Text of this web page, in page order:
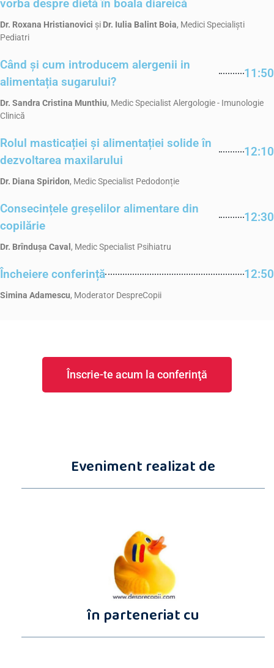
vorba despre dietă în boala diareică
Dr. Roxana Hristianovici și Dr. Iulia Balint Boia, Medici Specialiști
Pediatri
Când și cum introducem alergenii in
alimentația sugarului?
11:50
Dr. Sandra Cristina Munthiu, Medic Specialist Alergologie - Imunologie
Clinică
Rolul masticației și alimentației solide în
dezvoltarea maxilarului
12:10
Dr. Diana Spiridon, Medic Specialist Pedodonție
Consecințele greșelilor alimentare din
copilărie
12:30
Dr. Brîndușa Caval , Medic Specialist Psihiatru
Încheiere conferință 12:50
Simina Adamescu, Moderator DespreCopii
Înscrie-te acum la conferinţă
Eveniment realizat de
în parteneriat cu